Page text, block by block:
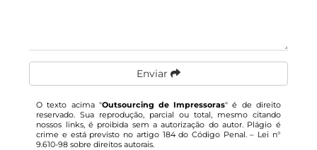
Enviar
O texto acima "Outsourcing de Impressoras" é de direito
reservado. Sua reprodução, parcial ou total, mesmo citando
nossos links, é proibida sem a autorização do autor. Plágio é
crime e está previsto no artigo 184 do Código Penal. – Lei n°
9.610-98 sobre direitos autorais.